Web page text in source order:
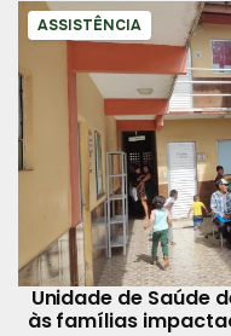
ASSISTÊNCIA
Unidade de Saúde
às famílias